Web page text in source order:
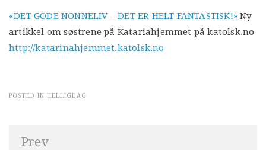
«DET GODE NONNELIV – DET ER HELT FANTASTISK!» Ny
artikkel om søstrene på Katariahjemmet på katolsk.no
http://katarinahjemmet.katolsk.no
POSTED IN HELLIGDAG
Innleggsnavigasjon
Prev